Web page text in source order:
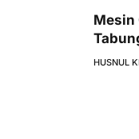
Mesin
HUSNUL